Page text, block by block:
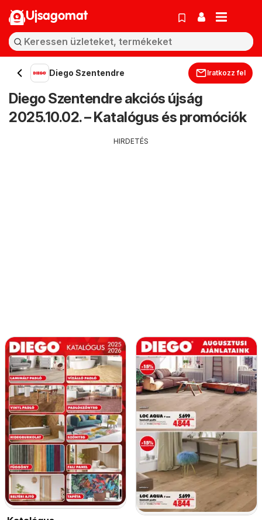
Ujsagomat
Diego Szentendre Iratkozz fel
Diego Szentendre akciós újság
2025.10.02. – Katalógus és promóciók
HIRDETÉS